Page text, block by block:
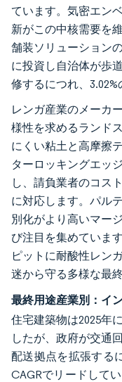
ています。気密エン
新がこの中核需要を
舗装ソリューション
に投資し自治体が歩
修するにつれ、3.02%
レンガ産業のメーカ
様性を求めるランド
にくい粘土と高摩擦
ターロッキングエッ
し、請負業者のコス
に対応します。パル
別化がより高いマー
び注目を集めていま
ピットに耐酸性レン
迷から守る多様な最
最終用途産業別：イ
住宅建築物は2025年
したが、政府が交通
配送拠点を拡張する
CAGRでリードして